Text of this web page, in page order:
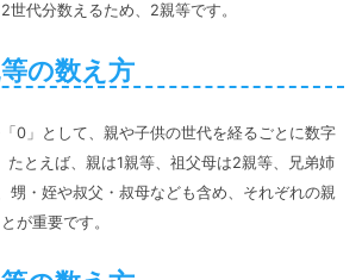
世代分数えるため、2親等です。
の数え方
0」として、親や子供の世代を経るごとに数字
たとえば、親は1親等、祖父母は2親等、兄弟姉
甥・姪や叔父・叔母なども含め、それぞれの親
が重要です。